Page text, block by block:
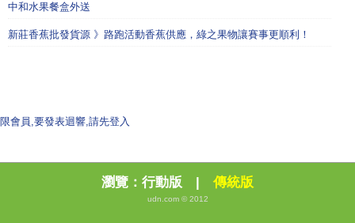
中和水果餐盒外送
新莊香蕉批發貨源 》路跑活動香蕉供應，綠之果物讓賽事更順利！
限會員,要發表迴響,請先登入
瀏覽： 行動版 傳統版
udn.com © 2012